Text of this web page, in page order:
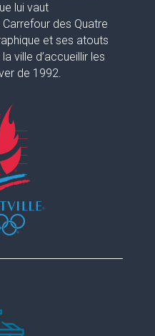
lui vaut
des Quatre
et ses atouts
ville d’accueillir les
de 1992.